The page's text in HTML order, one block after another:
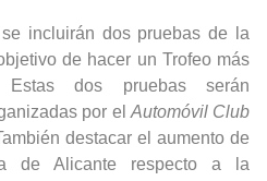
incluirán dos pruebas de la
de hacer un Trofeo más
dos pruebas serán
por elAutomóvil Club
destacar el aumento de
de Alicante respecto a la